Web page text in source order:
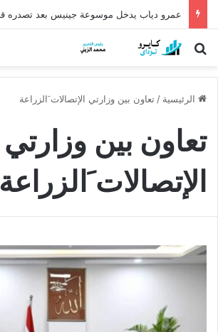
بحث عن
الرئيسية / تعاون بين وزارتي الإتصالات َالزراعة
تعاون بين وزارتي
الإتصالات َالزراعة